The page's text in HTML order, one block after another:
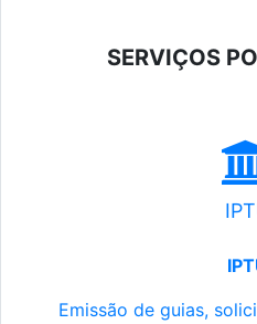
SERVIÇOS
Emissão de guias,